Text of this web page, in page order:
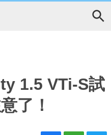
1.5 VTi-S試
了！